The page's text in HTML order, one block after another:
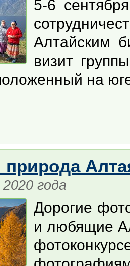
5-6
Алтайским
визит
на
года
Дорогие
и любящие